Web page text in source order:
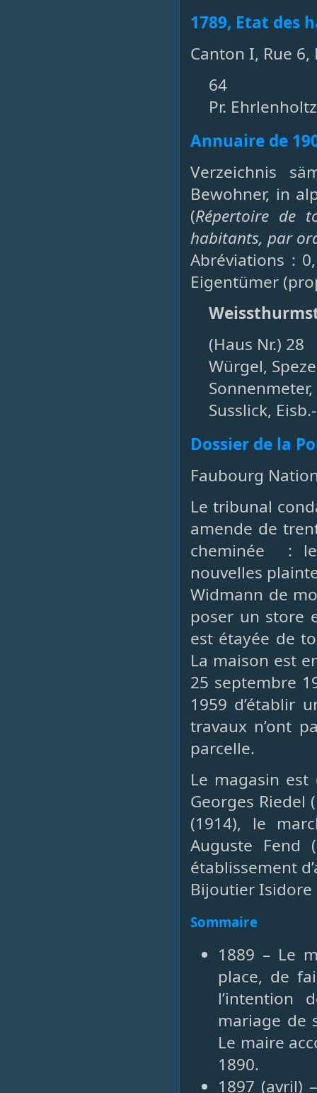
1789, Etat des
Canton I, Rue
64
Pr.
Annuaire de
Verzeichnis
Bewohner, in
(Répertoire de
habitants, par
Abréviations :
Eigentümer
(Haus Nr.) 28
Würgel,
Susslick,
Dossier de la
Faubourg
Le tribunal
amende de
cheminée :
nouvelles
Widmann de
poser un store
est étayée de
La maison est
25 septembre
1959 d’établir
travaux n’ont
parcelle.
Le magasin est
Georges Riedel
(1914), le
Auguste
établissement
Bijoutier Isidore
Sommaire
1889 – Le
place, de
l’intention
mariage de
Le maire
1890.
1897 (avril)